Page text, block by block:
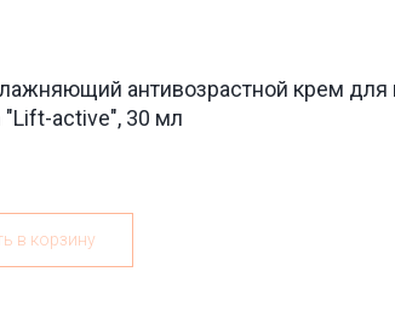
антивозрастной крем для
"Lift-active", 30 мл
в корзину